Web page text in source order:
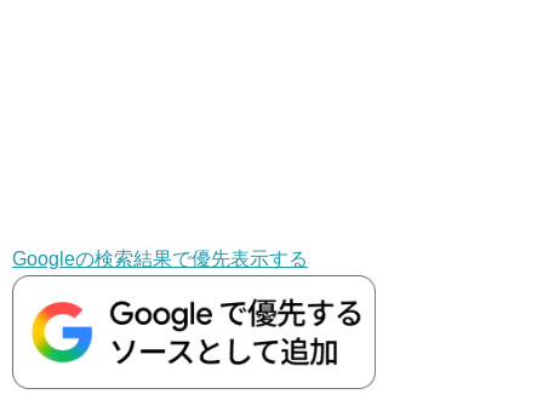
Googleの検索結果で優先表示する